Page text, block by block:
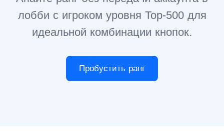
лобби с игроком уровня Top-500 для
идеальной комбинации кнопок.
Пробустить ранг